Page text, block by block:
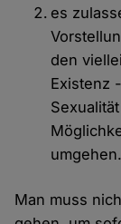
es
den
Existenz
umgehen.
Man muss